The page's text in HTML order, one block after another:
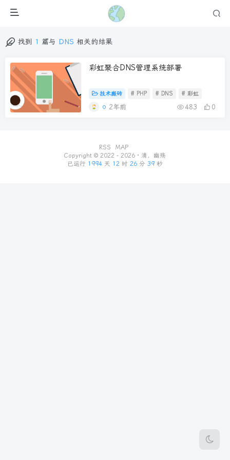
找到 1 篇与 DNS 相关的结果
彩虹聚合DNS管理系统部署
技术搬砖 # PHP # DNS # 彩虹
2年前 483 0
RSS
MAP
Copyright © 2022 - 2026 · 清，幽殇
已运行 1994 天 12 时 26 分 39 秒